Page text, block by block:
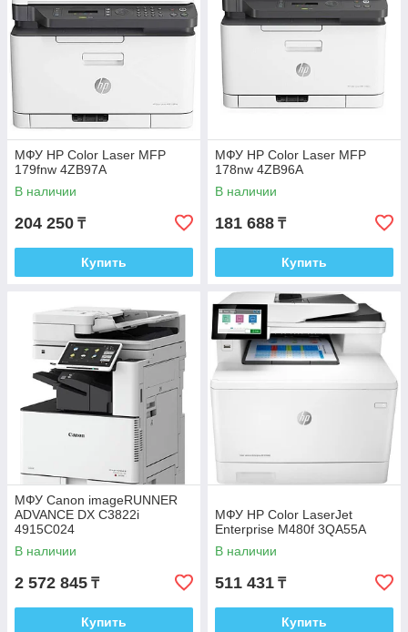
МФУ HP Color Laser MFP
179fnw 4ZB97A
В наличии
204 250 ₸
Купить
МФУ HP Color Laser MFP
178nw 4ZB96A
В наличии
181 688 ₸
Купить
МФУ Canon imageRUNNER
ADVANCE DX C3822i
4915C024
В наличии
2 572 845 ₸
Купить
МФУ HP Color LaserJet
Enterprise M480f 3QA55A
В наличии
511 431 ₸
Купить